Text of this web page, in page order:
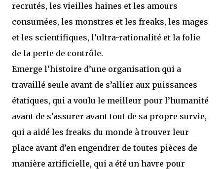
recrutés, les vieilles haines et les amours
consumées, les monstres et les freaks, les mages
et les scientifiques, l’ultra-rationalité et la folie
de la perte de contrôle.
Emerge l’histoire d’une organisation qui a
travaillé seule avant de s’allier aux puissances
étatiques, qui a voulu le meilleur pour l’humanité
avant de s’assurer avant tout de sa propre survie,
qui a aidé les freaks du monde à trouver leur
place avant d’en engendrer de toutes pièces de
manière artificielle, qui a été un havre pour